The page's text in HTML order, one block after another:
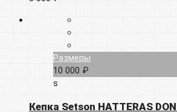
Размеры
10 000 ₽
s
Кепка Setson HATTERAS